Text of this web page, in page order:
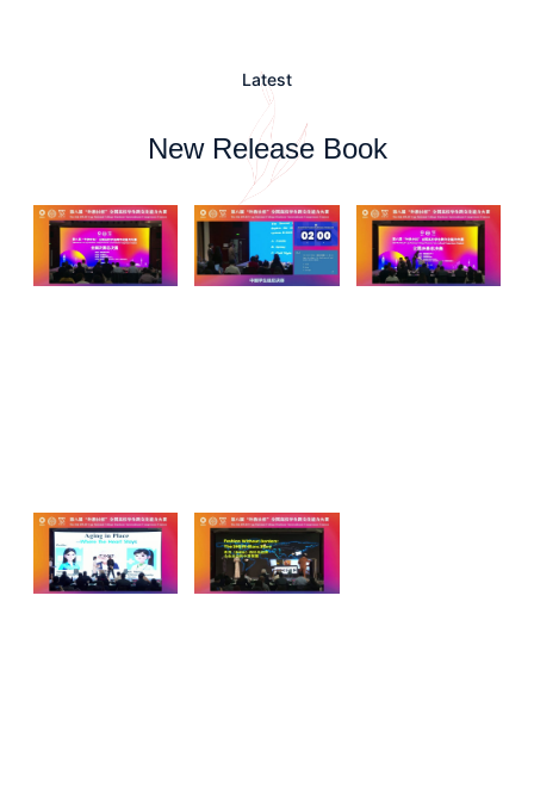
Latest
New Release Book